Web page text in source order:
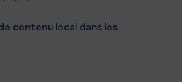
contenu local dans les